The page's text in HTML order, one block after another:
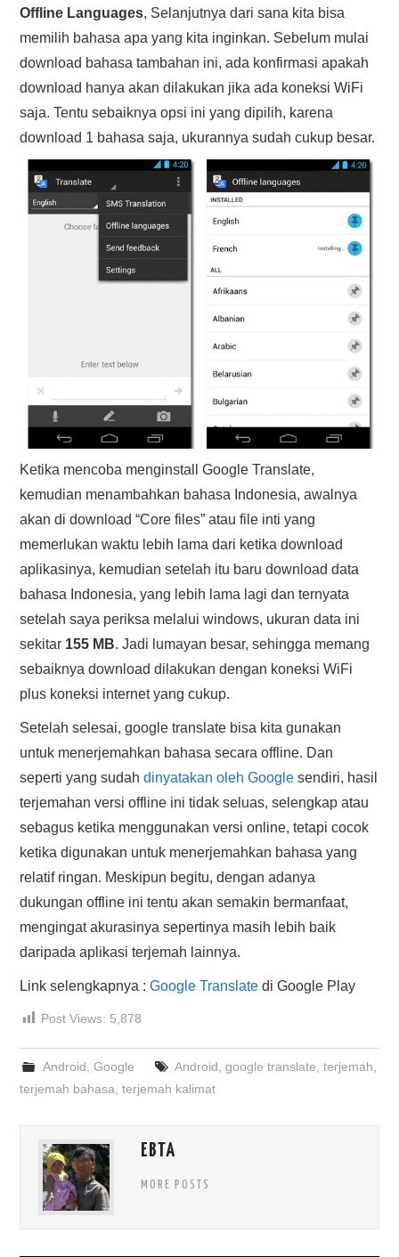
Offline Languages, Selanjutnya dari sana kita bisa
memilih bahasa apa yang kita inginkan. Sebelum mulai
download bahasa tambahan ini, ada konfirmasi apakah
download hanya akan dilakukan jika ada koneksi WiFi
saja. Tentu sebaiknya opsi ini yang dipilih, karena
download 1 bahasa saja, ukurannya sudah cukup besar.
Ketika mencoba menginstall Google Translate,
kemudian menambahkan bahasa Indonesia, awalnya
akan di download “Core files” atau file inti yang
memerlukan waktu lebih lama dari ketika download
aplikasinya, kemudian setelah itu baru download data
bahasa Indonesia, yang lebih lama lagi dan ternyata
setelah saya periksa melalui windows, ukuran data ini
sekitar 155 MB. Jadi lumayan besar, sehingga memang
sebaiknya download dilakukan dengan koneksi WiFi
plus koneksi internet yang cukup.
Setelah selesai, google translate bisa kita gunakan
untuk menerjemahkan bahasa secara offline. Dan
seperti yang sudahdinyatakan oleh Google sendiri, hasil
terjemahan versi offline ini tidak seluas, selengkap atau
sebagus ketika menggunakan versi online, tetapi cocok
ketika digunakan untuk menerjemahkan bahasa yang
relatif ringan. Meskipun begitu, dengan adanya
dukungan offline ini tentu akan semakin bermanfaat,
mengingat akurasinya sepertinya masih lebih baik
daripada aplikasi terjemah lainnya.
Link selengkapnya :Google Translate di Google Play
Post Views: 5,878
Android Google Android google translate terjemah
terjemah bahasa ,terjemah kalimat
EBTA
MORE POSTS